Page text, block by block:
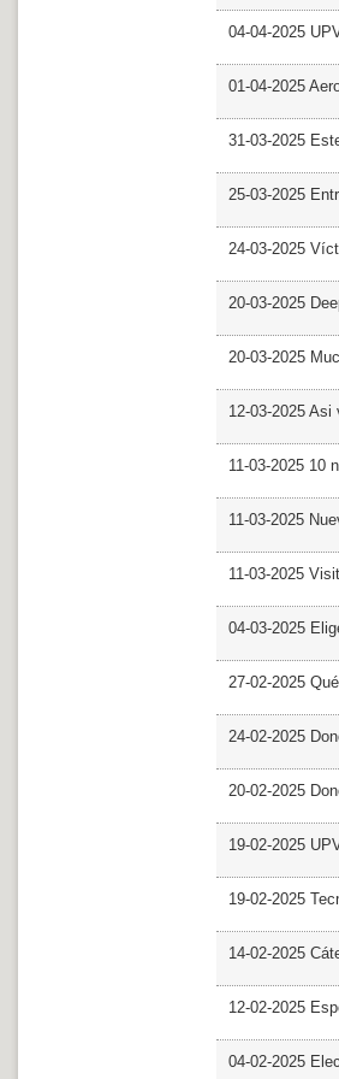
04-04-2025
01-04-2025
31-03-2025
25-03-2025
24-03-2025
20-03-2025
20-03-2025
12-03-2025
11-03-2025 10
11-03-2025
11-03-2025
04-03-2025
27-02-2025
24-02-2025
20-02-2025
19-02-2025
19-02-2025
14-02-2025
12-02-2025
04-02-2025